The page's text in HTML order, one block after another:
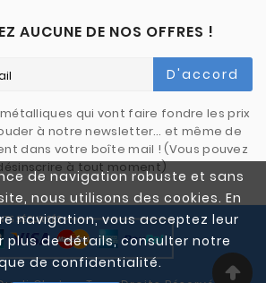
de navigation robuste et sans
nous utilisons des cookies. En
navigation, vous acceptez leur
plus de détails, consulter notre
de confidentialité.
AUCUNE DE NOS OFFRES !
D'accord
qui vont faire fondre les prix
à notre newsletter… et même de
dans votre boîte mail ! (Vous pouvez
à tout moment)